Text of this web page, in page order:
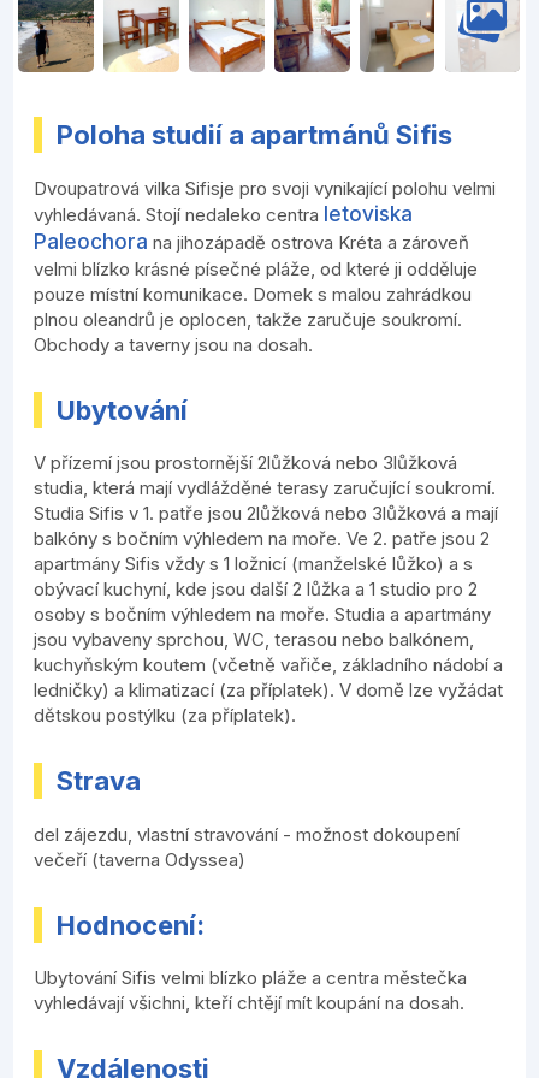
Poloha studií a apartmánů Sifis
Dvoupatrová vilka Sifisje pro svoji vynikající polohu velmi
vyhledávaná. Stojí nedaleko centra letoviska
Paleochora na jihozápadě ostrova Kréta a zároveň
velmi blízko krásné písečné pláže, od které ji odděluje
pouze místní komunikace. Domek s malou zahrádkou
plnou oleandrů je oplocen, takže zaručuje soukromí.
Obchody a taverny jsou na dosah.
Ubytování
V přízemí jsou prostornější 2lůžková nebo 3lůžková
studia, která mají vydlážděné terasy zaručující soukromí.
Studia Sifis v 1. patře jsou 2lůžková nebo 3lůžková a mají
balkóny s bočním výhledem na moře. Ve 2. patře jsou 2
apartmány Sifis vždy s 1 ložnicí (manželské lůžko) a s
obývací kuchyní, kde jsou další 2 lůžka a 1 studio pro 2
osoby s bočním výhledem na moře. Studia a apartmány
jsou vybaveny sprchou, WC, terasou nebo balkónem,
kuchyňským koutem (včetně vařiče, základního nádobí a
ledničky) a klimatizací (za příplatek). V domě lze vyžádat
dětskou postýlku (za příplatek).
Strava
del zájezdu, vlastní stravování - možnost dokoupení
večeří (taverna Odyssea)
Hodnocení:
Ubytování Sifis velmi blízko pláže a centra městečka
vyhledávají všichni, kteří chtějí mít koupání na dosah.
Vzdálenosti